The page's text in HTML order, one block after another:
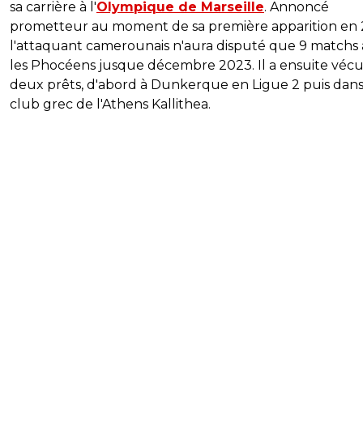
sa carrière à l'Olympique de Marseille. Annoncé
prometteur au moment de sa première apparition en
l'attaquant camerounais n'aura disputé que 9 matchs
les Phocéens jusque décembre 2023. Il a ensuite vécu
deux prêts, d'abord à Dunkerque en Ligue 2 puis
club grec de l'Athens Kallithea.